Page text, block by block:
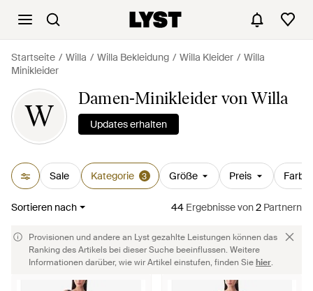
Startseite Willa Willa Bekleidung Willa Kleider
Willa
Minikleider
W
Damen-Minikleider von Willa
Updates erhalten
Sale Kategorie 3 Größe Preis Farbe
Sortieren nach 44 Ergebnissevon2 Partnern
Provisionen und andere an Lyst gezahlte Leistungen können das
Ranking des Artikels bei dieser Suche beeinflussen. Weitere
Informationen darüber, wie wir Artikel einstufen, finden Siehier.